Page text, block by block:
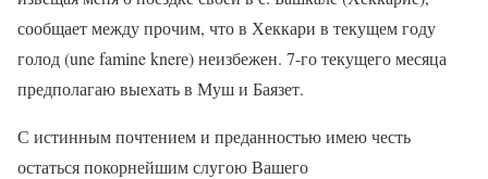
сообщает между прочим, что в Хеккари в текущем году
голод (une famine knerе) неизбежен. 7-го текущего месяца
предполагаю выехать в Муш и Баязет.
С истинным почтением и преданностью имею честь
остаться покорнейшим слугою Вашего